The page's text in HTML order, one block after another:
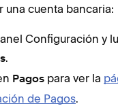
una cuenta bancaria:
Configuración y
.
Pagos para ver la
de Pagos.